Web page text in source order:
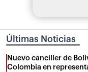
Últimas Noticias
Nuevo canciller de
Colombia en